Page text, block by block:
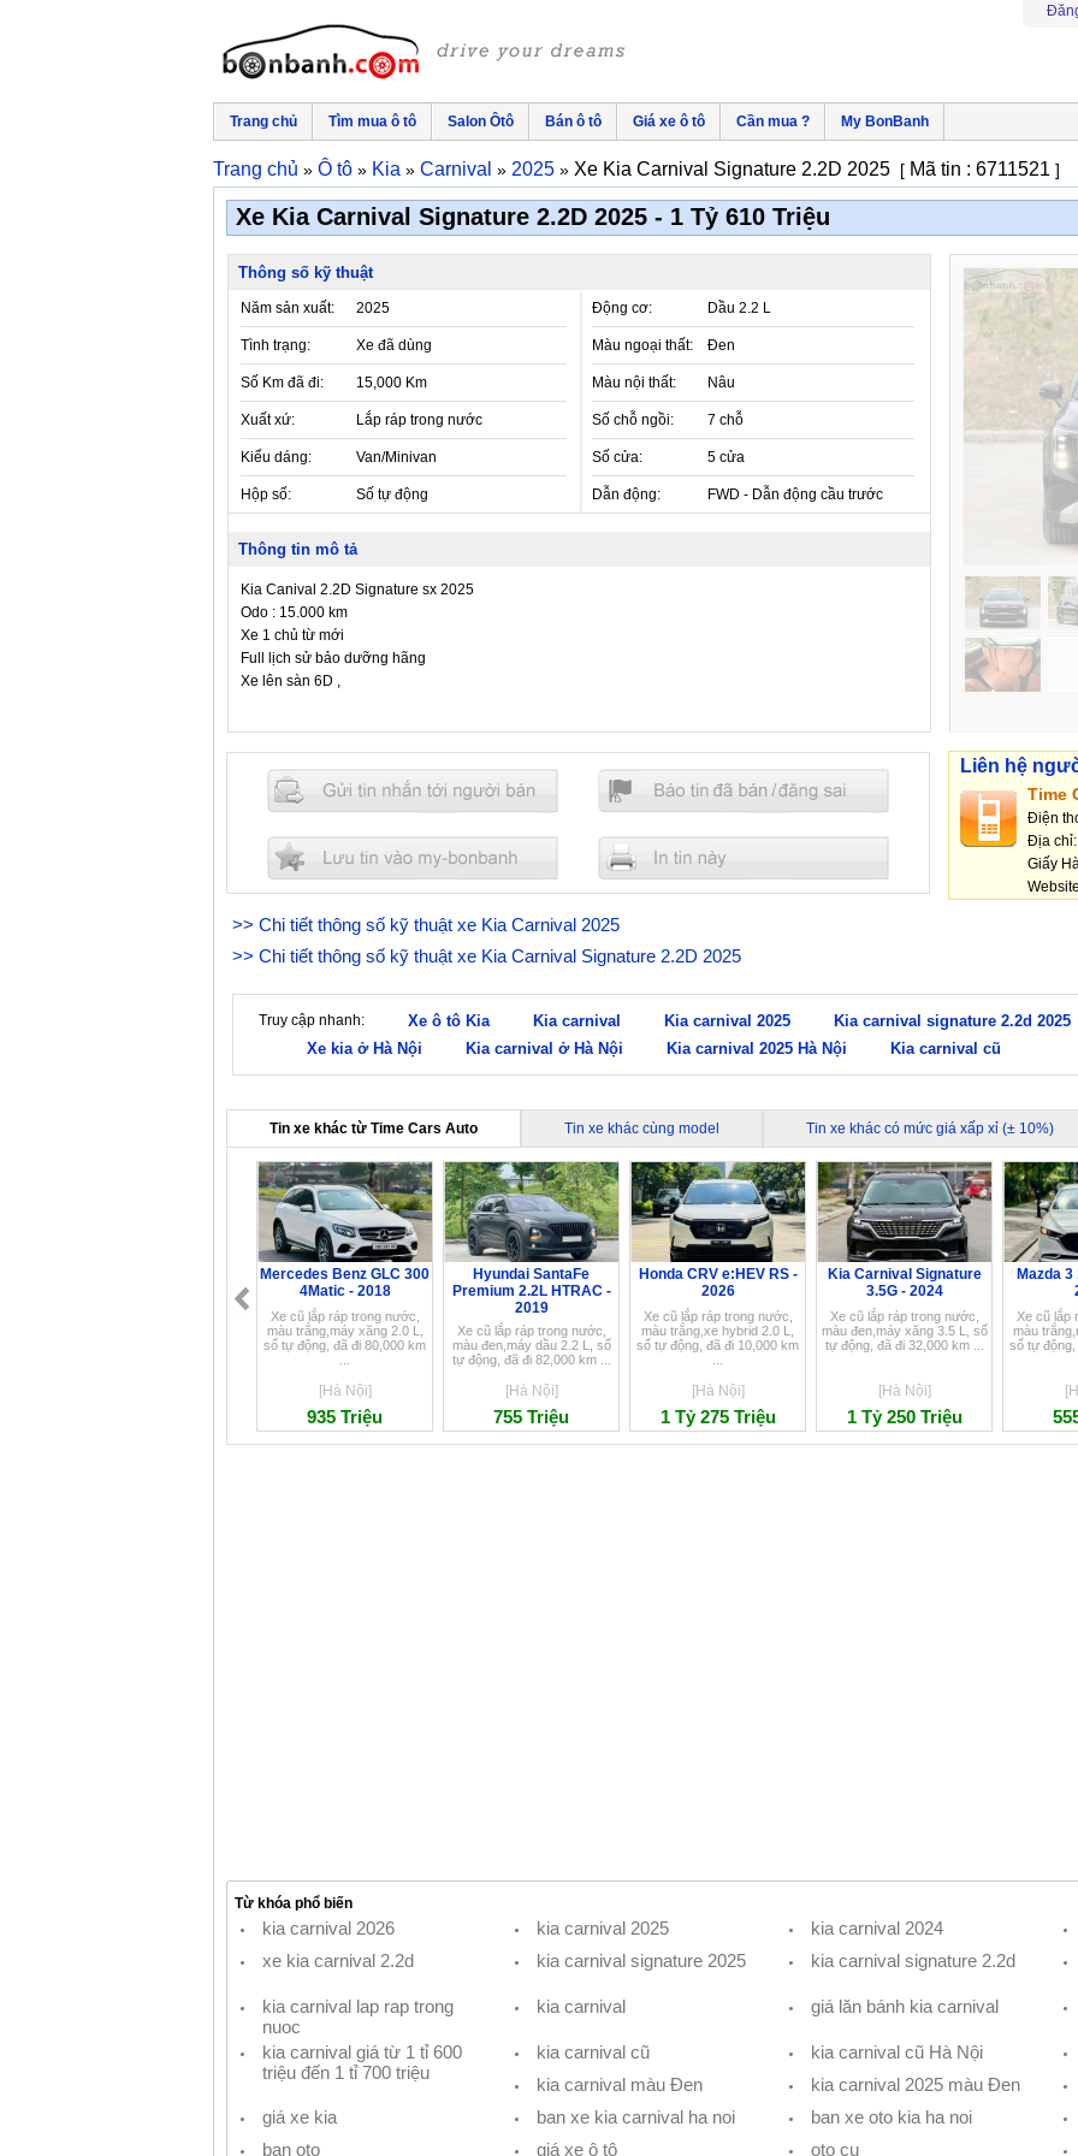
Trang chủ Tìm mua ô tô Salon Ôtô Bán ô tô Giá xe ô tô Cần mua ? My BonBanh
Trang chủ » Ô tô » Kia » Carnival » 2025 » Xe Kia Carnival Signature 2.2D 2025 [ Mã tin : 6711521 ]
Xe Kia Carnival Signature 2.2D 2025 - 1 Tỷ 610 Triệu
Thông số kỹ thuật
Năm sản xuất: 2025
Tình trạng: Xe đã dùng
Số Km đã đi: 15,000 Km
Xuất xứ: Lắp ráp trong nước
Kiểu dáng: Van/Minivan
Hộp số: Số tự động
Động cơ: Dầu 2.2 L
Màu ngoại thất: Đen
Màu nội thất: Nâu
Số chỗ ngồi: 7 chỗ
Số cửa: 5 cửa
Dẫn động: FWD - Dẫn động cầu trước
Thông tin mô tả
Kia Canival 2.2D Signature sx 2025
Odo : 15.000 km
Xe 1 chủ từ mới
Full lịch sử bảo dưỡng hãng
Xe lên sàn 6D ,
Liên hệ
Time
Điện
Địa chỉ:
Giấy
>> Chi tiết thông số kỹ thuật xe Kia Carnival 2025
>> Chi tiết thông số kỹ thuật xe Kia Carnival Signature 2.2D 2025
Truy cập nhanh: Xe ô tô Kia Kia carnival Kia carnival 2025 Kia carnival signature 2.2d 2025
Xe kia ở Hà Nội
Kia carnival ở Hà Nội Kia carnival 2025 Hà Nội Kia carnival cũ
Tin xe khác từ Time Cars Auto Tin xe khác cùng model Tin xe khác có mức giá xấp xỉ (± 10%)
Mercedes Benz GLC 300
4Matic - 2018
Xe cũ lắp ráp trong nước,
màu trắng,máy xăng 2.0 L,
số tự động, đã đi 80,000 km
[Hà Nội]
935 Triệu
Hyundai SantaFe
Premium 2.2L HTRAC -
2019
Xe cũ lắp ráp trong nước,
màu đen,máy dầu 2.2 L, số
tự động, đã đi 82,000 km ...
[Hà Nội]
755 Triệu
Honda CRV e:HEV RS -
2026
Xe cũ lắp ráp trong nước,
màu trắng,xe hybrid 2.0 L,
số tự động, đã đi 10,000 km
[Hà Nội]
1 Tỷ 275 Triệu
Kia Carnival Signature
3.5G - 2024
Xe cũ lắp ráp trong nước,
màu đen,máy xăng 3.5 L, số
tự động, đã đi 32,000 km ...
[Hà Nội]
1 Tỷ 250 Triệu
Mazda
Xe cũ lắp
màu
số tự động,
Từ khóa phổ biến
kia carnival 2026 kia carnival 2025 kia carnival 2024
xe kia carnival 2.2d
kia carnival signature 2025 kia carnival signature 2.2d
kia carnival lap rap trong
nuoc
kia carnival giá lăn bánh kia carnival
kia carnival giá từ 1 tỉ 600
triệu đến 1 tỉ 700 triệu
kia carnival cũ kia carnival cũ Hà Nội
kia carnival màu Đen
kia carnival 2025 màu Đen
giá xe kia
ban xe kia carnival ha noi ban xe oto kia ha noi
ban oto
giá xe ô tô oto cu